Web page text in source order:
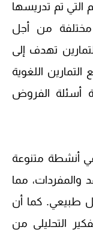
التي تم تدريسها
من أجل
تهدف إلى
اللغوية
أسئلة الفروض
أنشطة متنوعة
والمفردات، مما
طبيعي. كما أن
التحليلي من